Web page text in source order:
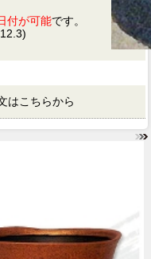
付が可能です。
はこちらから